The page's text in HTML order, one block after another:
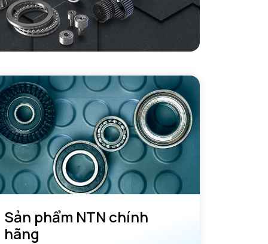
Sản phẩm NTN chính
hãng